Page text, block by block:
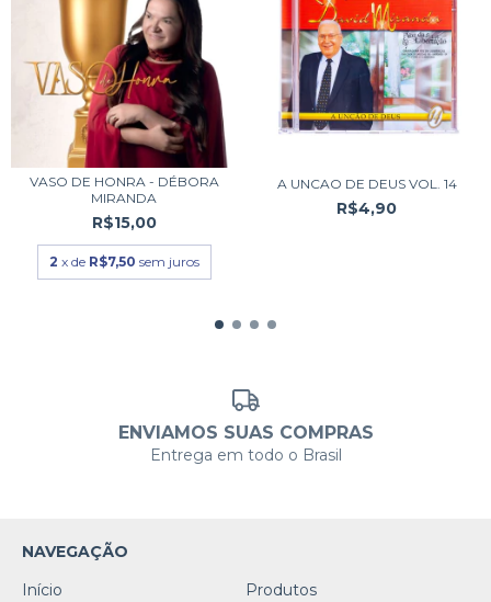
VASO DE HONRA - DÉBORA
MIRANDA
R$15,00
2 x de R$7,50 sem juros
A UNCAO DE DEUS VOL. 14
R$4,90
ENVIAMOS SUAS COMPRAS
Entrega em todo o Brasil
NAVEGAÇÃO
Início
Produtos